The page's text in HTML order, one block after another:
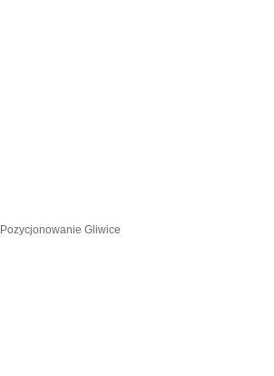
Pozycjonowanie Gliwice